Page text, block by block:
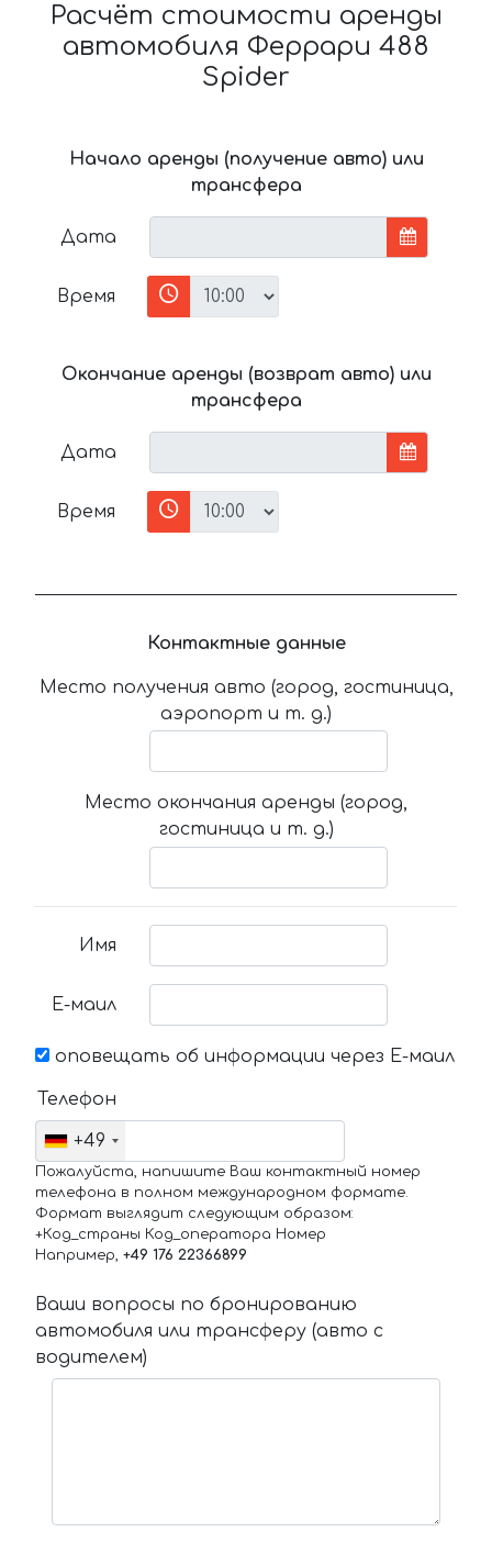
Расчёт стоимости аренды
автомобиля Феррари 488
Spider
Начало аренды (получение авто) или
трансфера
Дата
Время
Окончание аренды (возврат авто) или
трансфера
Дата
Время
Контактные данные
Место получения авто (город, гостиница,
аэропорт и т. д.)
Место окончания аренды (город,
гостиница и т. д.)
Имя
Е-маил
оповещать об информации через Е-маил
Телефон
+49
Пожалуйста, напишите Ваш контактный номер
телефона в полном международном формате.
Формат выглядит следующим образом:
+Код_страны Код_оператора Номер
Например, +49 176 22366899
Ваши вопросы по бронированию
автомобиля или трансферу (авто с
водителем)